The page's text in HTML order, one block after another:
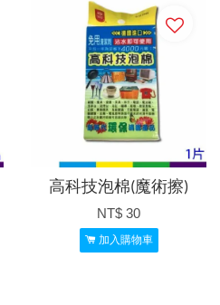
高科技泡棉(魔術擦)
NT$ 30
加入購物車